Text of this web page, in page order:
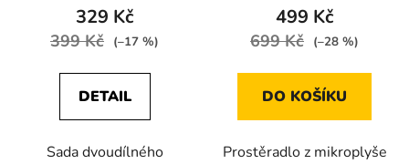
329 Kč
399 Kč (–17 %)
DETAIL
Sada dvoudílného
499 Kč
699 Kč (–28 %)
DO KOŠÍKU
Prostěradlo z mikroplyše